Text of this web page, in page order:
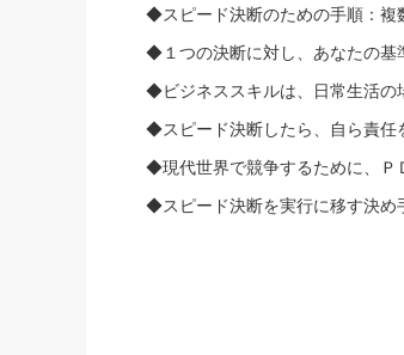
◆スピード決断のための手順：複
◆１つの決断に対し、 あなたの基
◆ビジネススキルは、日常生活の
◆スピード決断したら、自ら責任
◆現代世界で競争するために、
Ｐ
◆スピード決断を実行に移す決